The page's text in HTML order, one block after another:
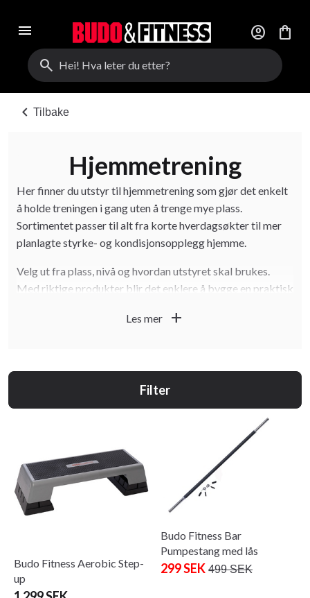
menu account_circle
shopping_bag
search
chevron_left Tilbake
Hjemmetrening
Her finner du utstyr til hjemmetrening som gjør det enkelt
å holde treningen i gang uten å trenge mye plass.
Sortimentet passer til alt fra korte hverdagsøkter til mer
planlagte styrke- og kondisjonsopplegg hjemme.
Velg ut fra plass, nivå og hvordan utstyret skal brukes.
Med riktige produkter blir det enklere å bygge en praktisk
Les mer
add
Filter
Budo Fitness Aerobic Step-
up
Budo Fitness Bar
Pumpestang med lås
299 SEK 499 SEK